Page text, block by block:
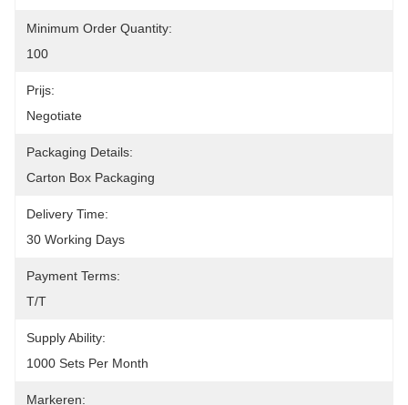
Minimum Order Quantity:
100
Prijs:
Negotiate
Packaging Details:
Carton Box Packaging
Delivery Time:
30 Working Days
Payment Terms:
T/T
Supply Ability:
1000 Sets Per Month
Markeren: